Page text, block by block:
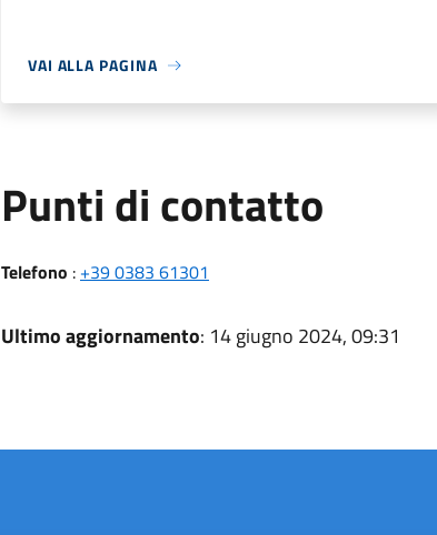
VAI ALLA PAGINA
Punti di contatto
Telefono : +39 0383 61301
Ultimo aggiornamento: 14 giugno 2024, 09:31